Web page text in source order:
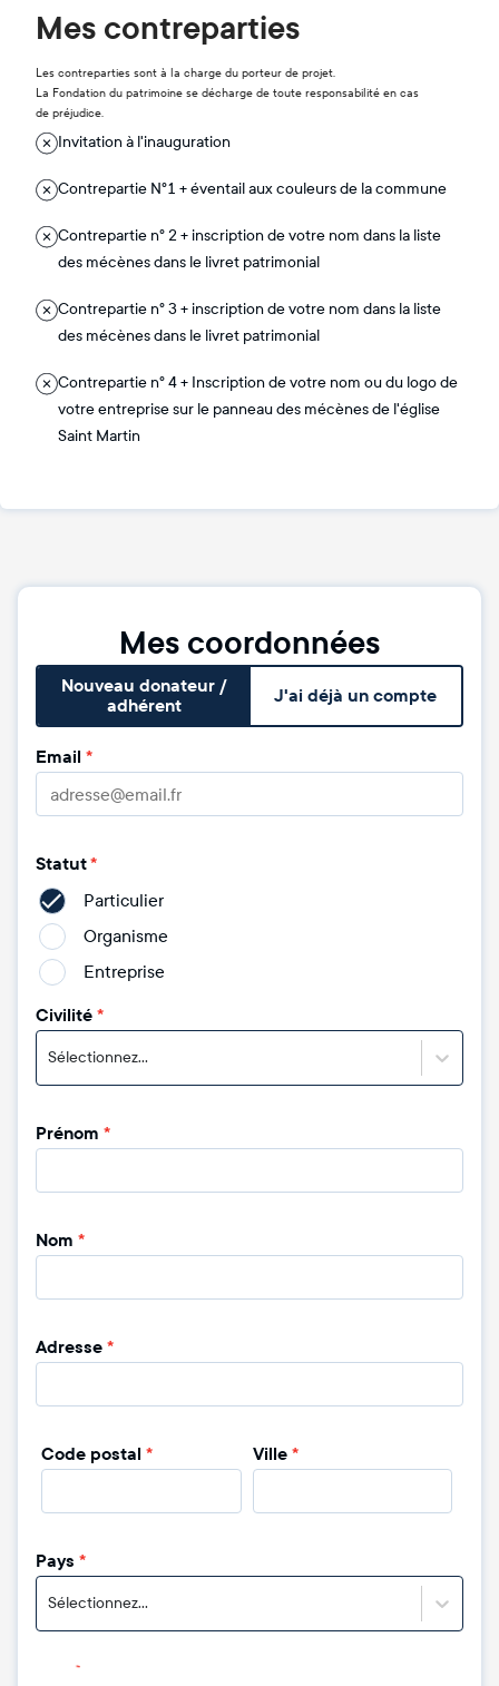
Mes contreparties
Les contreparties sont à la charge du porteur de projet.
La Fondation du patrimoine se décharge de toute responsabilité en cas
de préjudice.
Invitation à l'inauguration
Contrepartie N°1 + éventail aux couleurs de la commune
Contrepartie n° 2 + inscription de votre nom dans la liste
des mécènes dans le livret patrimonial
Contrepartie n° 3 + inscription de votre nom dans la liste
des mécènes dans le livret patrimonial
Contrepartie n° 4 + Inscription de votre nom ou du logo de
votre entreprise sur le panneau des mécènes de l'église
Saint Martin
Mes coordonnées
Nouveau donateur /
adhérent
J'ai déjà un compte
Email *
Statut*
Particulier
Organisme
Entreprise
Civilité*
Sélectionnez...
Prénom *
Nom *
Adresse*
Code postal * Ville *
Pays *
Sélectionnez...